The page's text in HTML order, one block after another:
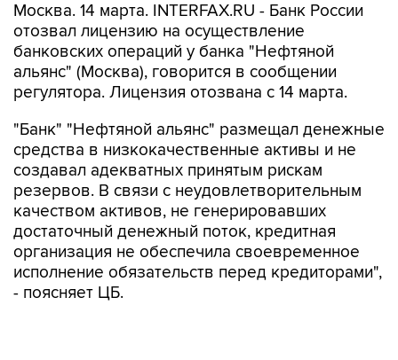
Москва. 14 марта. INTERFAX.RU - Банк России
отозвал лицензию на осуществление
банковских операций у банка "Нефтяной
альянс" (Москва), говорится в сообщении
регулятора. Лицензия отозвана с 14 марта.
"Банк" "Нефтяной альянс" размещал денежные
средства в низкокачественные активы и не
создавал адекватных принятым рискам
резервов. В связи с неудовлетворительным
качеством активов, не генерировавших
достаточный денежный поток, кредитная
организация не обеспечила своевременное
исполнение обязательств перед кредиторами",
- поясняет ЦБ.